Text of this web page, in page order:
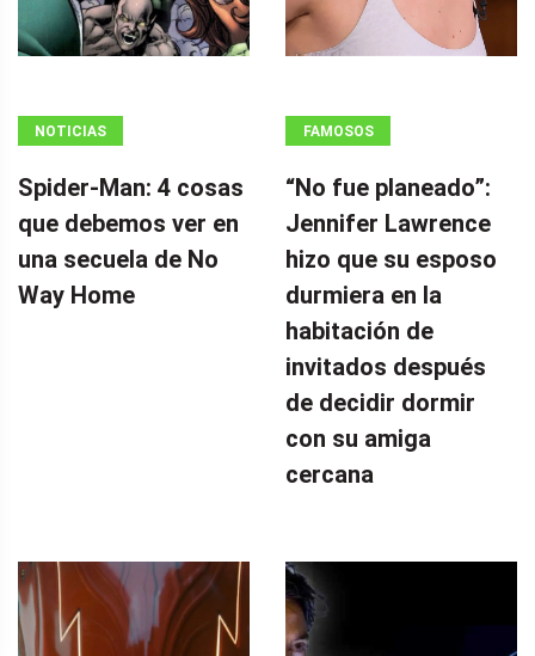
NOTICIAS
Spider-Man: 4 cosas
que debemos ver en
una secuela de No
Way Home
FAMOSOS
“No fue planeado”: ​​
Jennifer Lawrence
hizo que su esposo
durmiera en la
habitación de
invitados después
de decidir dormir
con su amiga
cercana